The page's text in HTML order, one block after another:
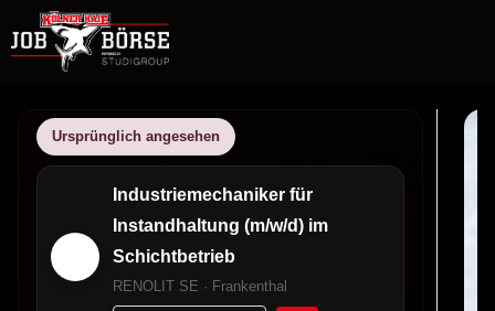
Ursprünglich angesehen
Industriemechaniker für
Instandhaltung (m/w/d) im
Schichtbetrieb
RENOLIT SE · Frankenthal